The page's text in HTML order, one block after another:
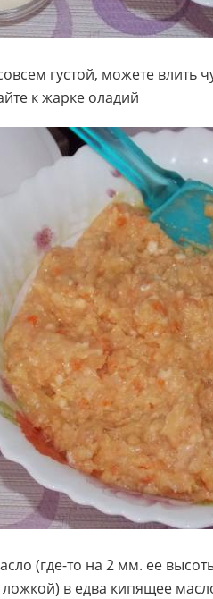
густой, можете влить
к жарке оладий
(где-то на 2 мм. ее
в едва кипящее